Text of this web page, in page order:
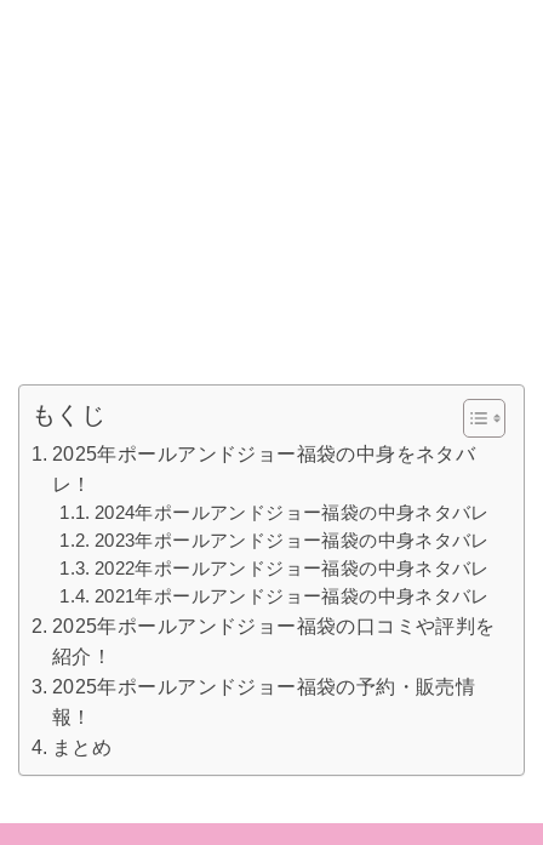
もくじ
2025年ポールアンドジョー福袋の中身をネタバ
レ！
2024年ポールアンドジョー福袋の中身ネタバレ
2023年ポールアンドジョー福袋の中身ネタバレ
2022年ポールアンドジョー福袋の中身ネタバレ
2021年ポールアンドジョー福袋の中身ネタバレ
2025年ポールアンドジョー福袋の口コミや評判を
紹介！
2025年ポールアンドジョー福袋の予約・販売情
報！
まとめ